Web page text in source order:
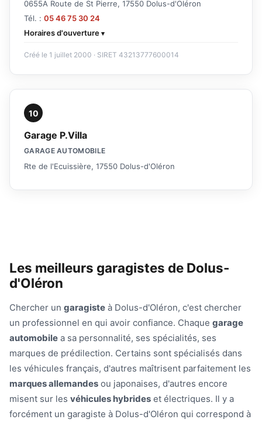
0655A Route de St Pierre, 17550 Dolus-d'Oléron
Tél. : 05 46 75 30 24
Horaires d'ouverture
Créé le 1 juillet 2000 · SIRET 43213777600014
10
Garage P.Villa
GARAGE AUTOMOBILE
Rte de l'Ecuissière, 17550 Dolus-d'Oléron
Les meilleurs garagistes de Dolus-
d'Oléron
Chercher un garagiste à Dolus-d'Oléron, c'est chercher
un professionnel en qui avoir confiance. Chaque garage
automobile a sa personnalité, ses spécialités, ses
marques de prédilection. Certains sont spécialisés dans
les véhicules français, d'autres maîtrisent parfaitement les
marques allemandes ou japonaises, d'autres encore
misent sur les véhicules hybrides et électriques. Il y a
forcément un garagiste à Dolus-d'Oléron qui correspond à